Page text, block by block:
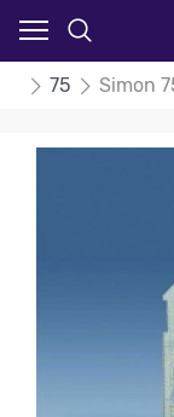
75 Simon